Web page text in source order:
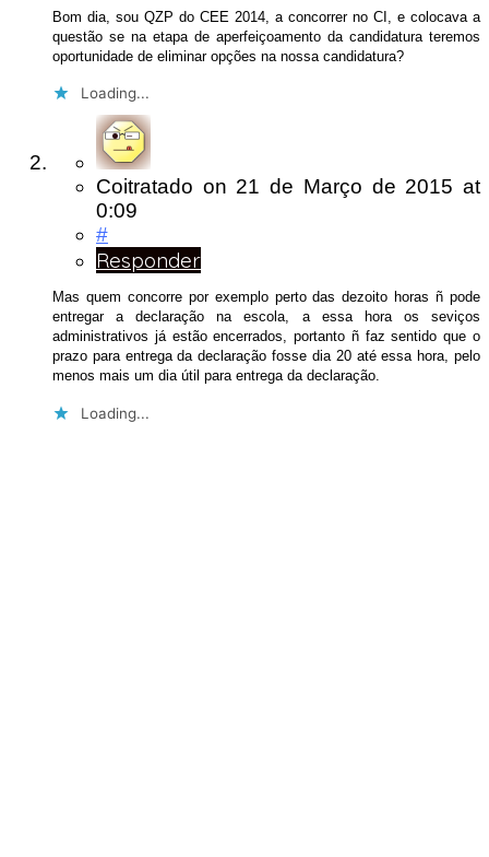
Bom dia, sou QZP do CEE 2014, a concorrer no CI, e colocava a
questão se na etapa de aperfeiçoamento da candidatura teremos
oportunidade de eliminar opções na nossa candidatura?
Loading...
Coitratado on 21 de Março de 2015at
0:09
#
Responder
Mas quem concorre por exemplo perto das dezoito horas ñ pode
entregar a declaração na escola, a essa hora os seviços
administrativos já estão encerrados, portanto ñ faz sentido que o
prazo para entrega da declaração fosse dia 20 até essa hora, pelo
menos mais um dia útil para entrega da declaração.
Loading...